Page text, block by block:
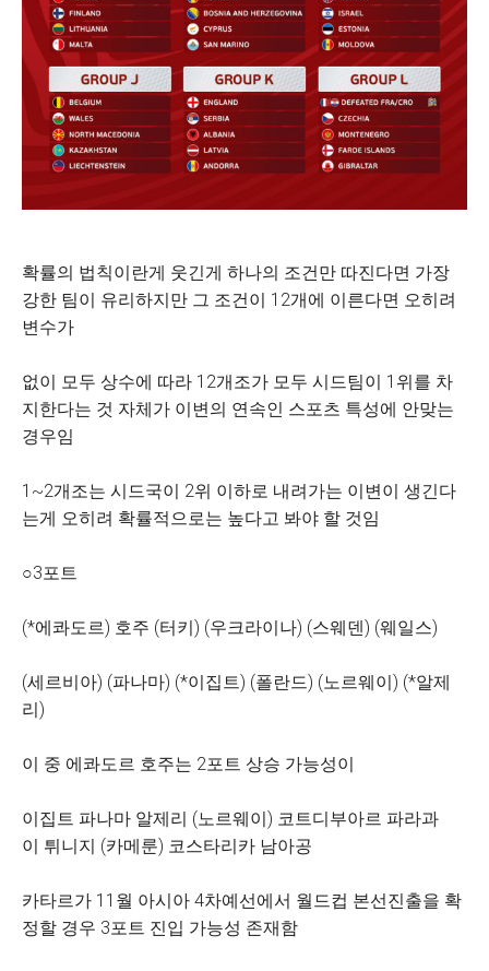
확률의 법칙이란게 웃긴게 하나의 조건만 따진다면 가장
강한 팀이 유리하지만 그 조건이 12개에 이른다면 오히려
변수가
없이 모두 상수에 따라 12개조가 모두 시드팀이 1위를 차
지한다는 것 자체가 이변의 연속인 스포츠 특성에 안맞는
경우임
1~2개조는 시드국이 2위 이하로 내려가는 이변이 생긴다
는게 오히려 확률적으로는 높다고 봐야 할 것임
○3포트
(*에콰도르) 호주 (터키) (우크라이나) (스웨덴) (웨일스)
(세르비아) (파나마) (*이집트) (폴란드) (노르웨이) (*알제
리)
이 중 에콰도르 호주는 2포트 상승 가능성이
이집트 파나마 알제리 (노르웨이) 코트디부아르 파라과
이 튀니지 (카메룬) 코스타리카 남아공
카타르가 11월 아시아 4차예선에서 월드컵 본선진출을 확
정할 경우 3포트 진입 가능성 존재함